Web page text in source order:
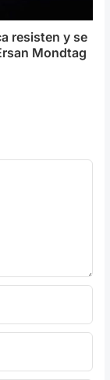
resisten y se
Mondtag